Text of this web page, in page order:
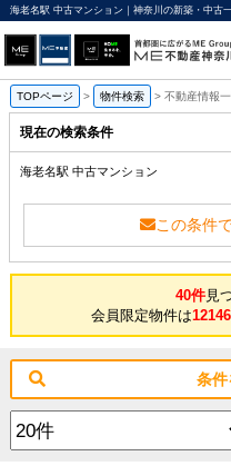
海老名駅 中古マンション｜神奈川の新築・中古
TOPページ > 物件検索 > 不動産情報
現在の検索条件
海老名駅 中古マンション
この条件
40件見
会員限定物件は12146
条